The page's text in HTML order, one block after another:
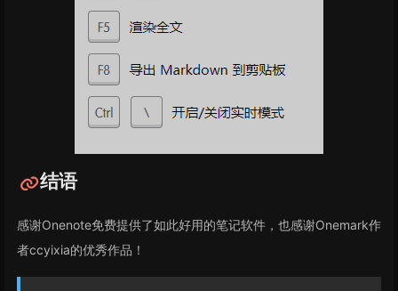
结语
感谢Onenote免费提供了如此好用的笔记软件，也感谢Onemark作
者ccyixia的优秀作品！